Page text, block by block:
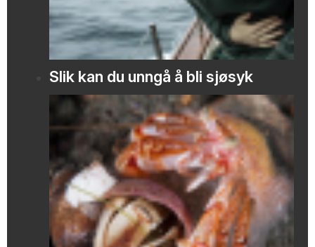
Slik kan du unngå å bli sjøsyk